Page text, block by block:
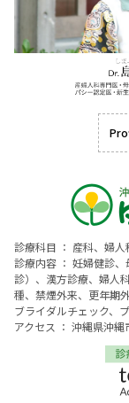
診療科目 ： 産科、婦人
診療内容 ： 妊婦健診
診）、漢方診療、婦人
種、禁煙外来、更年期
ブライダルチェック、
アクセス ： 沖縄県沖